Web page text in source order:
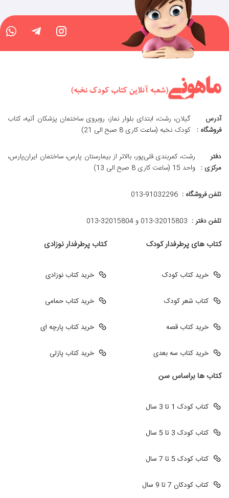
آدرس
فروشگاه :
گیلان، رشت، ابتدای بلوار نماز، روبروی ساختمان پزشکان آتیه، کتاب
کودک نخبه (ساعت کاری 8 صبح الی 21)
دفتر
مرکزی :
رشت، کمربندی قلی‌پور، بالاتر از بیمارستان پارس، ساختمان ایران‌پارس،
واحد 15 (ساعت کاری 8 صبح الی 13)
تلفن فروشگاه : 013-91032296
تلفن دفتر : 013-32015803 و 32015804-013
کتاب های پرطرفدار کودک
خرید کتاب کودک
کتاب شعر کودک
خرید کتاب قصه
خرید کتاب سه بعدی
کتاب پرطرفدار نوزادی
خرید کتاب نوزادی
خرید کتاب حمامی
خرید کتاب پارچه ای
خرید کتاب پازلی
کتاب ها براساس سن
کتاب کودک 1 تا 3 سال
کتاب کودک 3 تا 5 سال
کتاب کودک 5 تا 7 سال
کتاب کودکان 7 تا 9 سال